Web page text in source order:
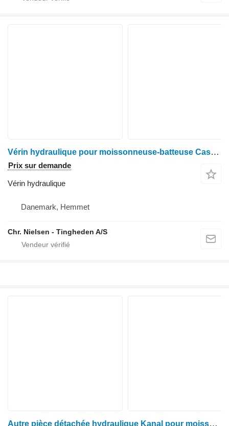
Vérin hydraulique pour moissonneuse-batteuse Case IH 8010
Prix sur demande
Vérin hydraulique
Danemark, Hemmet
Chr. Nielsen - Tingheden A/S
Autre pièce détachée hydraulique Kanal pour moissonneuse-batteuse Case IH 8010